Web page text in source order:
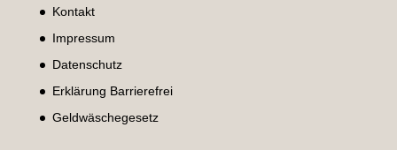
Kontakt
Impressum
Datenschutz
Erklärung Barrierefrei
Geldwäschegesetz